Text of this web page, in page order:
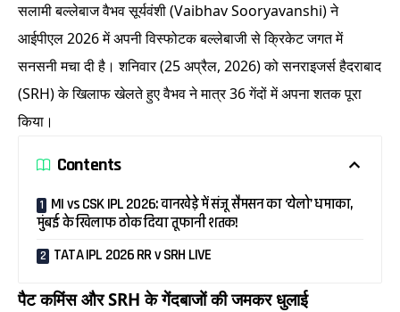
सलामी बल्लेबाज वैभव सूर्यवंशी (Vaibhav Sooryavanshi) ने
आईपीएल 2026 में अपनी विस्फोटक बल्लेबाजी से क्रिकेट जगत में
सनसनी मचा दी है। शनिवार (25 अप्रैल, 2026) को सनराइजर्स हैदराबाद
(SRH) के खिलाफ खेलते हुए वैभव ने मात्र 36 गेंदों में अपना शतक पूरा
किया।
Contents
MI vs CSK IPL 2026: वानखेड़े में संजू सैमसन का ‘येलो’ धमाका,
मुंबई के खिलाफ ठोक दिया तूफानी शतक!
TATA IPL 2026 RR v SRH LIVE
पैट कमिंस और SRH के गेंदबाजों की जमकर धुलाई